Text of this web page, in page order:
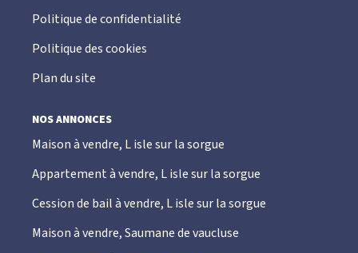
Politique de confidentialité
Politique des cookies
Plan du site
NOS ANNONCES
Maison à vendre, L isle sur la sorgue
Appartement à vendre, L isle sur la sorgue
Cession de bail à vendre, L isle sur la sorgue
Maison à vendre, Saumane de vaucluse